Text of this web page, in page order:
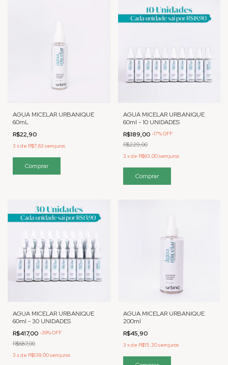
AGUA MICELAR URBANIQUE
60mL
R$22,90
3 xde R$7,63 sem juros
AGUA MICELAR URBANIQUE
60ml - 10 UNIDADES
R$189,00 -17%OFF
R$229,00
3 xde R$63,00sem juros
AGUA MICELAR URBANIQUE
60ml - 30 UNIDADES
R$417,00 -39%OFF
R$687,00
3 xde R$139,00sem juros
AGUA MICELAR URBANIQUE
200ml
R$45,90
3 xde R$15,30sem juros